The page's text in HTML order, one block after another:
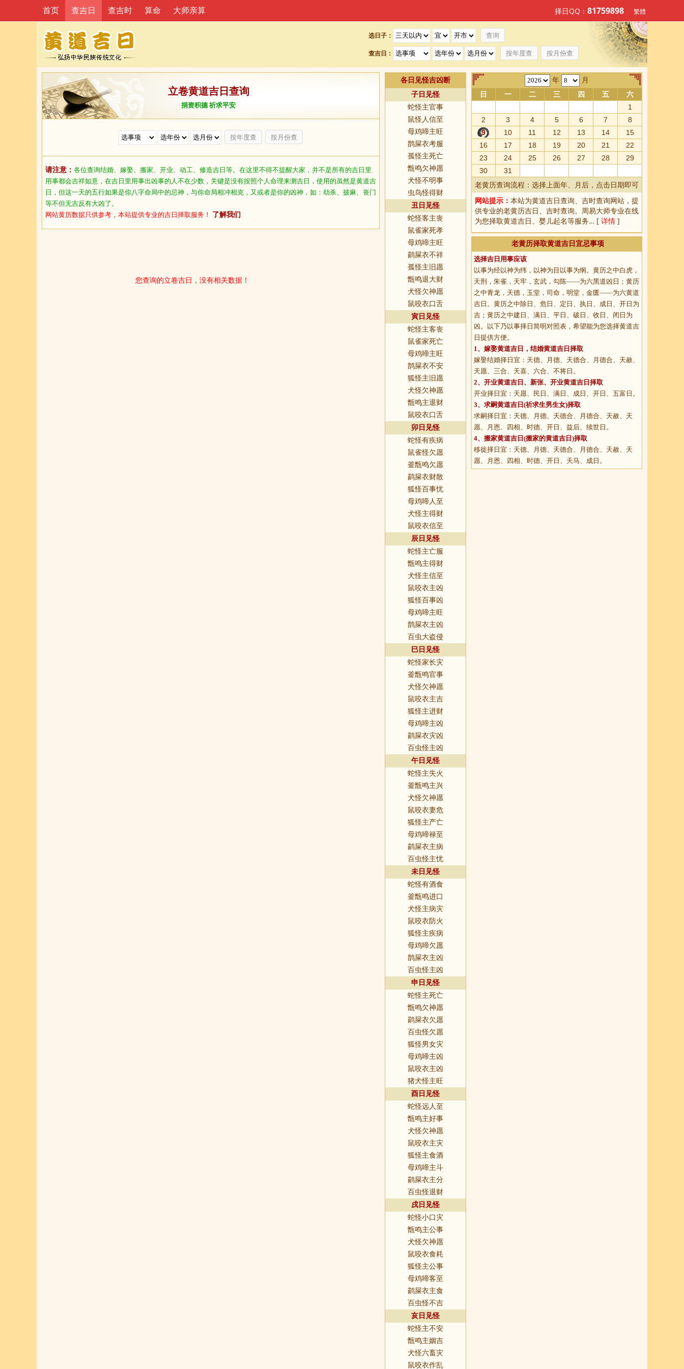
选日子：
查吉日： 按年度查 按月份查
首页 查吉日 查吉时 算命 大师亲算 择日QQ： 81759898 繁體
立卷黄道吉日查询
捐资积德 祈求平安
按年度查 按月份查
请注意： 各位查询结婚、嫁娶、搬家、开业、动工、修造吉日等。在这里不得不提醒大家，并不是所有的吉日里
用事都会吉祥如意，在吉日里用事出凶事的人不在少数，关键是没有按照个人命理来测吉日，使用的虽然是黄道吉
日，但这一天的五行如果是你八字命局中的忌神，与你命局相冲相克，又或者是你的凶神，如：劫杀、披麻、丧门
等不但无吉反有大凶了。
网站黄历数据只供参考，本站提供专业的吉日择取服务！ 了解我们
您查询的立卷吉日，没有相关数据！
各日见怪吉凶断
子日见怪
蛇怪主官事
鼠怪人信至
母鸡啼主旺
鹊屎衣考服
孤怪主死亡
甑鸣欠神愿
犬怪不明事
虫鸟怪得财
丑日见怪
蛇怪客主丧
鼠雀家死孝
母鸡啼主旺
鹋屎衣不祥
孤怪主旧愿
甑鸣退大财
犬怪欠神愿
鼠咬衣口舌
寅日见怪
蛇怪主客丧
鼠雀家死亡
母鸡啼主旺
鹊屎衣不安
狐怪主旧愿
犬怪欠神愿
甑鸣主退财
鼠咬衣口舌
卯日见怪
蛇怪有疾病
鼠雀怪欠愿
釜甑鸣欠愿
鹋屎衣财散
狐怪百事忧
母鸡啼人至
犬怪主得财
鼠咬衣信至
辰日见怪
蛇怪主亡服
甑鸣主得财
犬怪主信至
鼠咬衣主凶
狐怪百事凶
母鸡啼主旺
鹊屎衣主凶
百虫大盗侵
巳日见怪
蛇怪家长灾
釜甑鸣官事
犬怪欠神愿
鼠咬衣主吉
狐怪主进财
母鸡啼主凶
鹋屎衣灾凶
百虫怪主凶
午日见怪
蛇怪主失火
釜甑鸣主兴
犬怪欠神愿
鼠咬衣妻危
狐怪主产亡
母鸡啼禄至
鹋屎衣主病
百虫怪主忧
未日见怪
蛇怪有酒食
釜甑鸣进口
犬怪主病灾
鼠咬衣防火
狐怪主疾病
母鸡啼欠愿
鹊屎衣主凶
百虫怪主凶
申日见怪
蛇怪主死亡
甑鸣欠神愿
鹋屎衣欠愿
百虫怪欠愿
狐怪男女灾
母鸡啼主凶
鼠咬衣主凶
猪犬怪主旺
酉日见怪
蛇怪远人至
甑鸣主好事
犬怪欠神愿
鼠咬衣主灾
狐怪主食酒
母鸡啼主斗
鹋屎衣主分
百虫怪退财
戌日见怪
蛇怪小口灾
甑鸣主公事
犬怪欠神愿
鼠咬衣食耗
狐怪主公事
母鸡啼客至
鹋屎衣主食
百虫怪不吉
亥日见怪
蛇怪主不安
甑鸣主姻吉
犬怪六畜灾
鼠咬衣作乱
年 月
日 一 二 三 四 五
六
1
2
3 4 5 6 7
8
9
10 11 12 13 14
15
16
17 18 19 20 21
22
23
24 25 26 27 28
29
30
31
老黄历查询流程：选择上面年、月后，点击日期即可
网站提示： 本站为黄道吉日查询、 吉时查询网站，提
供专业的老黄历吉日、吉时查询。周易大师专业在线
为您择取黄道吉日、婴儿起名等服务… [ 详情 ]
老黄历择取黄道吉日宜忌事项
选择吉日用事应该
以事为经以神为纬，以神为目以事为纲。黄历之中白虎，
天刑，朱雀，天牢，玄武，勾陈——为六黑道凶日；黄历
之中青龙，天德，玉堂，司命，明堂，金匮——为六黄道
吉日。黄历之中除日、危日、定日、执日、成日、开日为
吉；黄历之中建日、满日、平日、破日、收日、闭日为
凶。以下乃以事择日简明对照表，希望能为您选择黄道吉
日提供方便。
1、 嫁娶黄道吉日 ，结婚黄道吉日择取
嫁娶结婚择日宜：天德、月德、天德合、月德合、天赦、
天愿、三合、天喜、六合、不将日。
2、 开业黄道吉日 、新张、开业黄道吉日择取
开业择日宜：天愿、民日、满日、成日、开日、五富日。
3、 求嗣黄道吉日 (祈求生男生女)择取
求嗣择日宜：天德、月德、天德合、月德合、天赦、天
愿、月恩、四相、时德、开日、益后、续世日。
4、 搬家黄道吉日 (搬家的黄道吉日)择取
移徙择日宜：天德、月德、天德合、月德合、天赦、天
愿、月恩、四相、时德、开日、天马、成日。